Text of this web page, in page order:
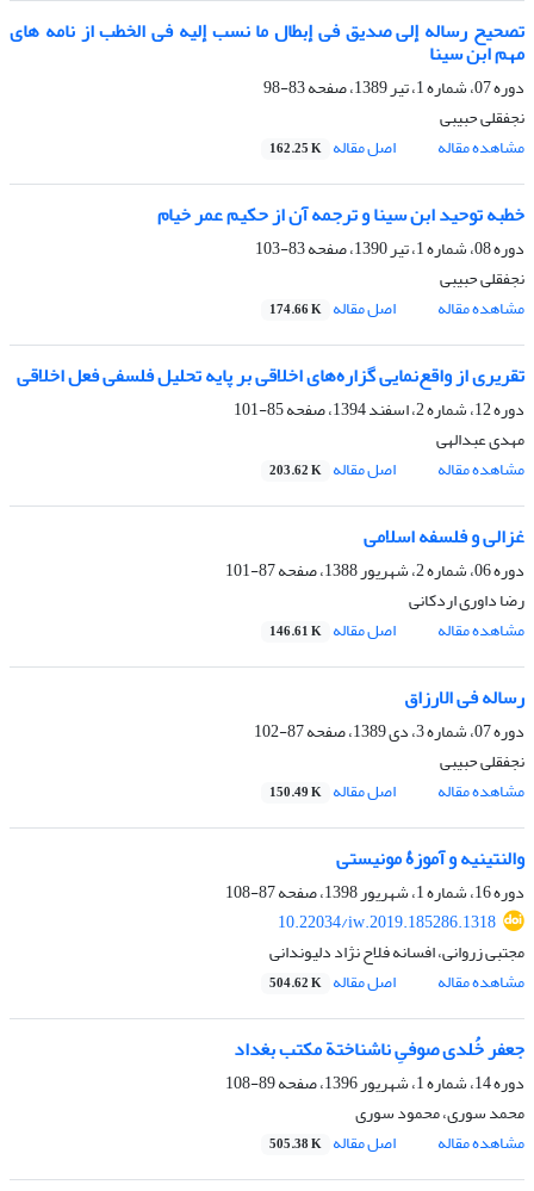
تصحیح رساله إلی صدیق فی إبطال ما نسب إلیه فی الخطب از نامه های
مهم ابن سینا
دوره 07، شماره 1، تیر 1389، صفحه
83-98
نجفقلی حبیبی
مشاهده مقاله
اصل مقاله 162.25 K
خطبه توحید ابن سینا و ترجمه آن از حکیم عمر خیام
دوره 08، شماره 1، تیر 1390، صفحه
83-103
نجفقلی حبیبی
مشاهده مقاله
اصل مقاله 174.66 K
تقریری از واقع‌نمایی گزاره‌های اخلاقی بر پایه تحلیل فلسفی فعل اخلاقی
دوره 12، شماره 2، اسفند 1394، صفحه
85-101
مهدی عبدالهی
مشاهده مقاله
اصل مقاله 203.62 K
غزالی و فلسفه اسلامی
دوره 06، شماره 2، شهریور 1388، صفحه
87-101
رضا داوری اردکانی
مشاهده مقاله
اصل مقاله 146.61 K
رساله فی الارزاق
دوره 07، شماره 3، دی 1389، صفحه
87-102
نجفقلی حبیبی
مشاهده مقاله
اصل مقاله 150.49 K
والنتینیه و آموزۀ مونیستی
دوره 16، شماره 1، شهریور 1398، صفحه
87-108
10.22034/iw.2019.185286.1318
مجتبی زروانی، افسانه فلاح نژاد دلیوندانی
مشاهده مقاله
اصل مقاله 504.62 K
جعفر خُلدی صوفیِ ناشناختة مکتب بغداد
دوره 14، شماره 1، شهریور 1396، صفحه
89-108
محمد سوری، محمود سوری
مشاهده مقاله
اصل مقاله 505.38 K